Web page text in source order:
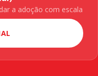
a adoção com escala